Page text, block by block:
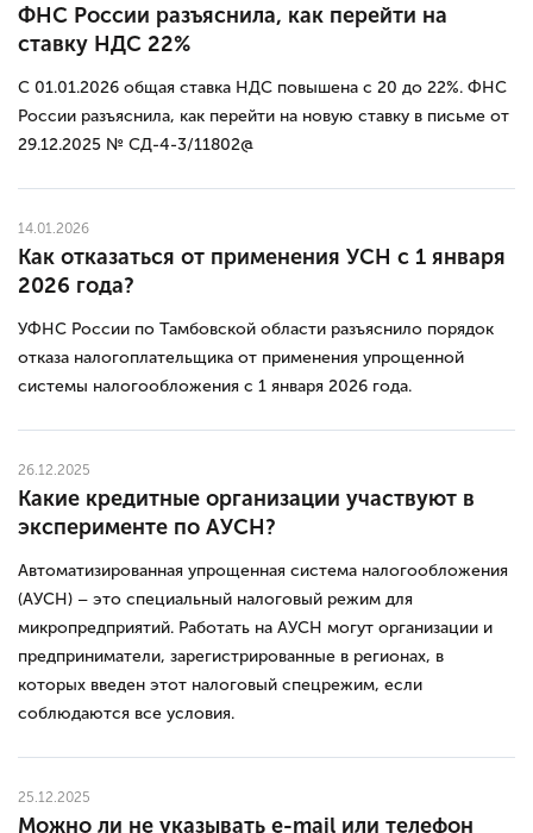
ФНС России разъяснила, как перейти на
ставку НДС 22%
С 01.01.2026 общая ставка НДС повышена с 20 до 22%. ФНС
России разъяснила, как перейти на новую ставку в письме от
29.12.2025 № СД-4-3/11802@
14.01.2026
Как отказаться от применения УСН с 1 января
2026 года?
УФНС России по Тамбовской области разъяснило порядок
отказа налогоплательщика от применения упрощенной
системы налогообложения с 1 января 2026 года.
26.12.2025
Какие кредитные организации участвуют в
эксперименте по АУСН?
Автоматизированная упрощенная система налогообложения
(АУСН) – это специальный налоговый режим для
микропредприятий. Работать на АУСН могут организации и
предприниматели, зарегистрированные в регионах, в
которых введен этот налоговый спецрежим, если
соблюдаются все условия.
25.12.2025
Можно ли не указывать e-mail или телефон